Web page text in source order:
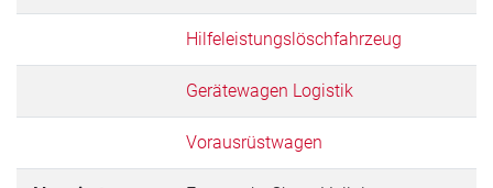
Hilfeleistungslöschfahrzeug
Gerätewagen Logistik
Vorausrüstwagen